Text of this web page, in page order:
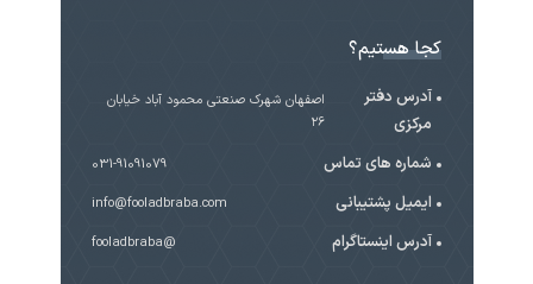
کجا هستیم؟
آدرس دفتر
مرکزی
اصفهان شهرک صنعتی محمود آباد خیابان
۲۶
شماره های تماس 031-91091079
ایمیل پشتیبانی info@fooladbraba.com
آدرس اینستاگرام @fooladbraba